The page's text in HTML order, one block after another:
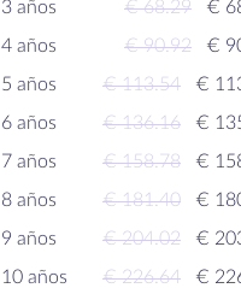
3 años
€ 68.29
€
4 años
€ 90.92
€
5 años
€ 113.54
€
6 años
€ 136.16
€
7 años
€ 158.78
€
8 años
€ 181.40
€
9 años
€ 204.02
€
10 años
€ 226.64 €